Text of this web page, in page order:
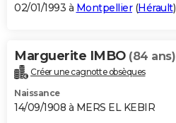
02/01/1993 à Montpellier(Hérault)
Marguerite IMBO (84 ans)
Créer une cagnotte obsèques
Naissance
14/09/1908 à MERS EL KEBIR